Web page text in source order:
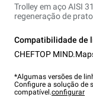
Trolley em aço AISI
regeneração de
Compatibilidade de
CHEFTOP
*Algumas versões de
Configure a solução de
compatível.configurar